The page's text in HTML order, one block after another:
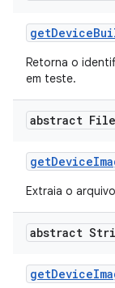
getDevice
Retorna o
em teste.
abstract File
getDevice
Extraia o
abstract
getDevice